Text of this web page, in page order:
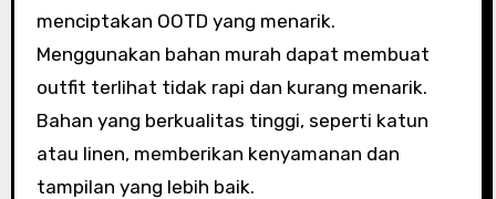
menciptakan OOTD yang menarik.
Menggunakan bahan murah dapat membuat
outfit terlihat tidak rapi dan kurang menarik.
Bahan yang berkualitas tinggi, seperti katun
atau linen, memberikan kenyamanan dan
tampilan yang lebih baik.